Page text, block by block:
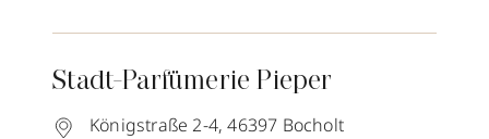
Stadt-Parfümerie Pieper
Königstraße 2-4, 46397 Bocholt